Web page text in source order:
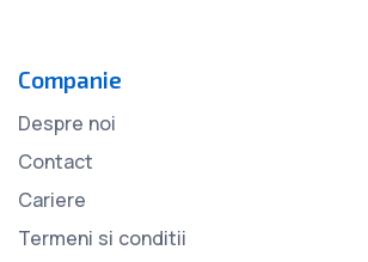
Companie
Despre noi
Contact
Cariere
Termeni si conditii